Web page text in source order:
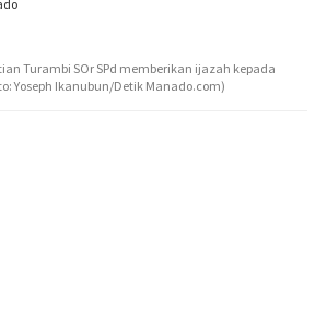
Turambi SOr SPd memberikan ijazah kepada
Yoseph Ikanubun/Detik Manado.com)